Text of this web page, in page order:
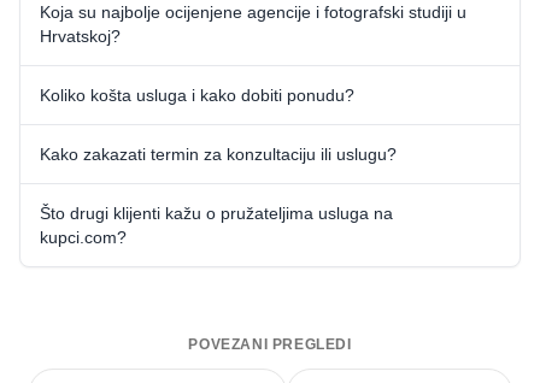
Koja su najbolje ocijenjene agencije i fotografski studiji u
Hrvatskoj?
Koliko košta usluga i kako dobiti ponudu?
Kako zakazati termin za konzultaciju ili uslugu?
Što drugi klijenti kažu o pružateljima usluga na
kupci.com?
POVEZANI PREGLEDI